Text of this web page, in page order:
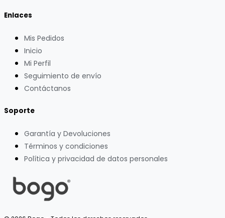
Enlaces
Mis Pedidos
Inicio
Mi Perfil
Seguimiento de envío
Contáctanos
Soporte
Garantía y Devoluciones
Términos y condiciones
Política y privacidad de datos personales